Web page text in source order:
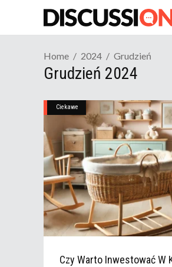
Home 2024 Grudzień
Grudzień 2024
Ciekawe
Czy Warto Inwestować W